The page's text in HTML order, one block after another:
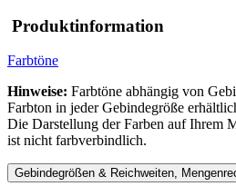
Produktinformation
Farbtöne
Hinweise: Farbtöne abhängig von
Farbton in jeder Gebindegröße
Die Darstellung der Farben auf Ihrem
ist nicht farbverbindlich.
Gebindegrößen & Reichweiten,